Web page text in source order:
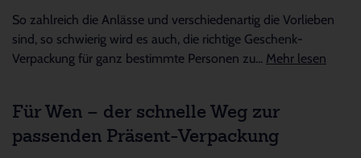
So zahlreich die Anlässe und verschiedenartig die Vorlieben
sind, so schwierig wird es auch, die richtige Geschenk-
Verpackung für ganz bestimmte Personen zu... Mehr lesen
Für Wen – der schnelle Weg zur
passenden Präsent-Verpackung